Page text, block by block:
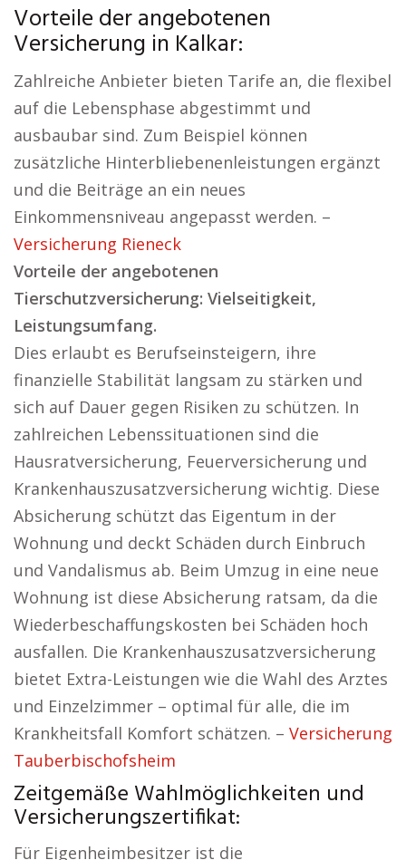
Vorteile der angebotenen
Versicherung in Kalkar:
Zahlreiche Anbieter bieten Tarife an, die flexibel
auf die Lebensphase abgestimmt und
ausbaubar sind. Zum Beispiel können
zusätzliche Hinterbliebenenleistungen ergänzt
und die Beiträge an ein neues
Einkommensniveau angepasst werden. –
Versicherung Rieneck
Vorteile der angebotenen
Tierschutzversicherung: Vielseitigkeit,
Leistungsumfang.
Dies erlaubt es Berufseinsteigern, ihre
finanzielle Stabilität langsam zu stärken und
sich auf Dauer gegen Risiken zu schützen. In
zahlreichen Lebenssituationen sind die
Hausratversicherung, Feuerversicherung und
Krankenhauszusatzversicherung wichtig. Diese
Absicherung schützt das Eigentum in der
Wohnung und deckt Schäden durch Einbruch
und Vandalismus ab. Beim Umzug in eine neue
Wohnung ist diese Absicherung ratsam, da die
Wiederbeschaffungskosten bei Schäden hoch
ausfallen. Die Krankenhauszusatzversicherung
bietet Extra-Leistungen wie die Wahl des Arztes
und Einzelzimmer – optimal für alle, die im
Krankheitsfall Komfort schätzen. – Versicherung
Tauberbischofsheim
Zeitgemäße Wahlmöglichkeiten und
Versicherungszertifikat:
Für Eigenheimbesitzer ist die